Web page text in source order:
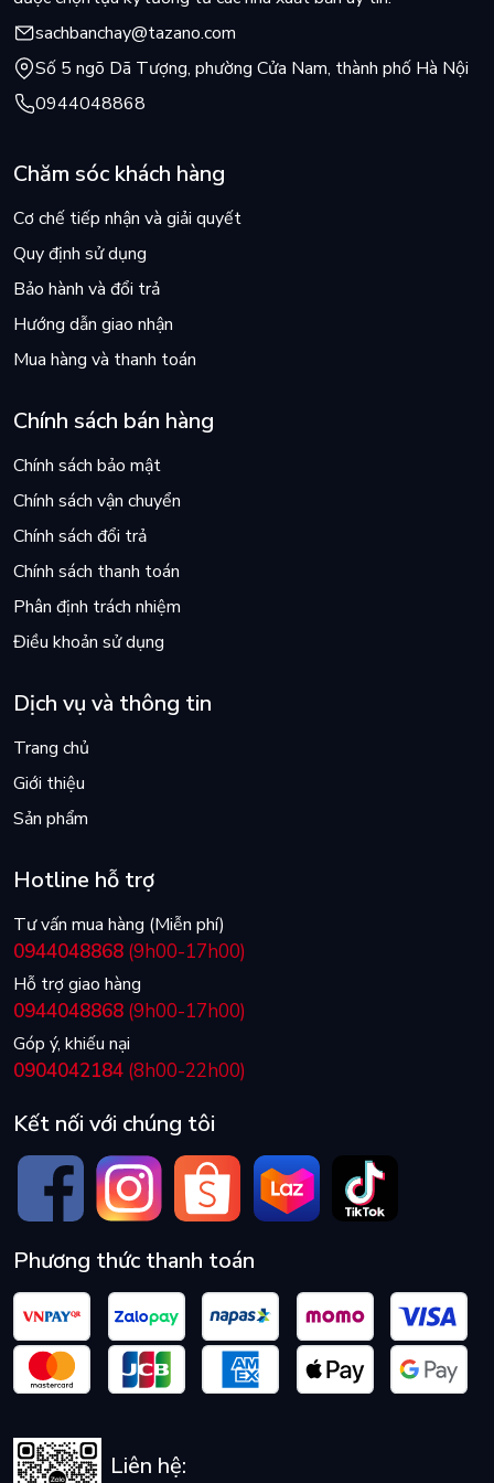
thăm bạn, hãy cứ dũng cảm và mỉm cười vì có cuốn sách này
trên tay và ngày mai vẫn là một ngày đầy nắng rất đẹp.
sachbanchay@tazano.com
Số 5 ngõ Dã Tượng, phường Cửa Nam, thành phố Hà Nội
0944048868
Chăm sóc khách hàng
Cơ chế tiếp nhận và giải quyết
Quy định sử dụng
Bảo hành và đổi trả
Hướng dẫn giao nhận
Mua hàng và thanh toán
Chính sách bán hàng
Chính sách bảo mật
Chính sách vận chuyển
Chính sách đổi trả
Chính sách thanh toán
Phân định trách nhiệm
Điều khoản sử dụng
Dịch vụ và thông tin
Trang chủ
Giới thiệu
Sản phẩm
Hotline hỗ trợ
Tư vấn mua hàng (Miễn phí)
0944048868 (9h00-17h00)
Hỗ trợ giao hàng
0944048868 (9h00-17h00)
Góp ý, khiếu nại
0904042184 (8h00-22h00)
Kết nối với chúng tôi
Phương thức thanh toán
Liên hệ: